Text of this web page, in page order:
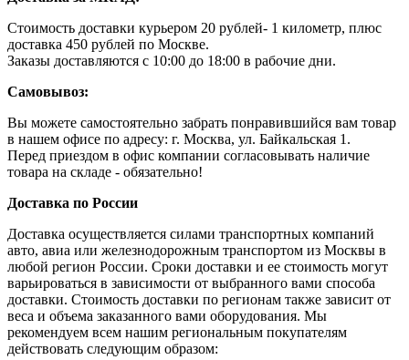
Стоимость доставки курьером 20 рублей- 1 километр, плюс
доставка 450 рублей по Москве.
Заказы доставляются с 10:00 до 18:00 в рабочие дни.
Самовывоз:
Вы можете самостоятельно забрать понравившийся вам товар
в нашем офисе по адресу: г. Москва, ул. Байкальская 1.
Перед приездом в офис компании согласовывать наличие
товара на складе - обязательно!
Доставка по России
Доставка осуществляется силами транспортных компаний
авто, авиа или железнодорожным транспортом из Москвы в
любой регион России. Сроки доставки и ее стоимость могут
варьироваться в зависимости от выбранного вами способа
доставки. Стоимость доставки по регионам также зависит от
веса и объема заказанного вами оборудования. Мы
рекомендуем всем нашим региональным покупателям
действовать следующим образом: